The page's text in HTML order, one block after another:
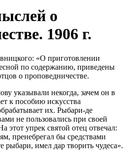
о
1906 г.
«О приготовлении
по содержанию, приведены
о проповедничестве.
указывали некогда, зачем он в
к пособию искусства
их. Рыбари-де
не пользовались при своей
этот упрек святой отец отвечал:
пренебрегал бы средствами
рыбари, имел дар творить чудеса».